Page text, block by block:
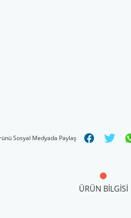
Sosyal Medyada Paylaş
ÜRÜN BILGISI